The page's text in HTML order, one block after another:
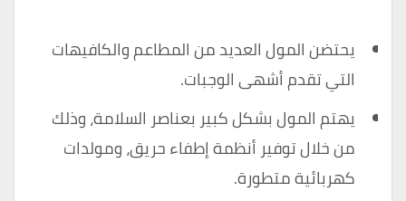
يحتضن المول العديد من المطاعم والكافيهات
التي تقدم أشهى الوجبات.
يهتم المول بشكل كبير بعناصر السلامة، وذلك
من خلال توفير أنظمة إطفاء حريق، ومولدات
كهربائية متطورة.